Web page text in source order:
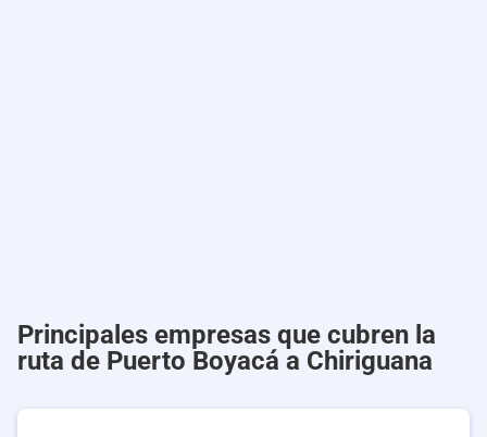
Principales empresas que cubren la
ruta de Puerto Boyacá a Chiriguana